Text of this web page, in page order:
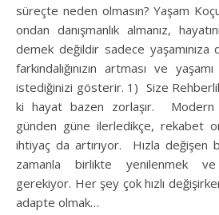
süreçte neden olmasın? Yaşam
ondan danışmanlık almanız,
demek değildir sadece yaşamınıza
farkındalığınızın artması ve
istediğinizi gösterir. 1) Size
ki hayat bazen zorlaşır. Modern
günden güne ilerledikçe, rekabet
ihtiyaç da artırıyor. Hızla değişen
zamanla birlikte yenilenmek
gerekiyor. Her şey çok hızlı
adapte olmak…